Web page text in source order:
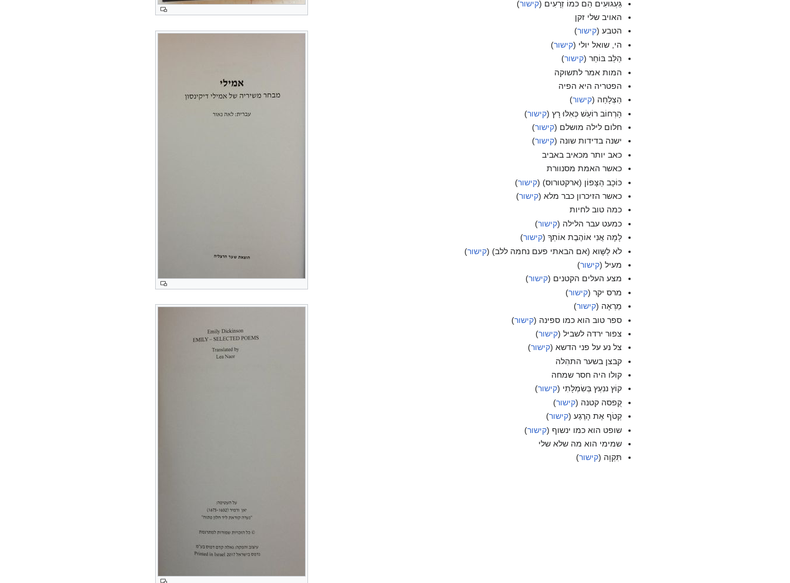
גַּעְגּוּעִים הֵם כּמוֹ זְרָעִים (קישור)
האויב שלי זקן
הטבע (קישור)
הי, שואל יולי (קישור)
הַלֵּב בּוֹחֵר (קישור)
המות אמר לתשוקה
הפטריה היא הפיה
הַצְלָחַה (קישור)
הָרְחוֹב רוֹעֵשׁ כְּאִלּוּ רָץ (קישור)
חלום לילה מושלם (קישור)
ישנה בדידות שונה (קישור)
כאב יותר מכאיב באביב
כאשר האמת מסנוורת
כּוֹכָב הַצָּפוֹן (ארקטורוס) (קישור)
כאשר הזיכרון כבר מלא (קישור)
כמה טוב לחיות
כמעט עבר הלילה (קישור)
לָמָה אֲנִי אוֹהֶבֶת אוֹתְךָ (קישור)
לֹא לַשָּוא (אם הבאתי פעם נחמה ללב) (קישור)
מעיל (קישור)
מצע העלים הקטנים (קישור)
מרס יקר (קישור)
מַרְאָה (קישור)
ספר טוב הוא כמו ספינה (קישור)
צפור ירדה לשביל (קישור)
צל נע על פני הדשא (קישור)
קבצן בשער התהִלה
קולו היה חסר שמחה
קוֹץ ננִעְץ בְּשִׂמְלָתִי (קישור)
קֻפסה קטנה (קישור)
קְטֹף אֶת הָרֶגַע (קישור)
שופט הוא כמו ינשוף (קישור)
שמימי הוא מה שלא שלי
תִּקְוָה (קישור)